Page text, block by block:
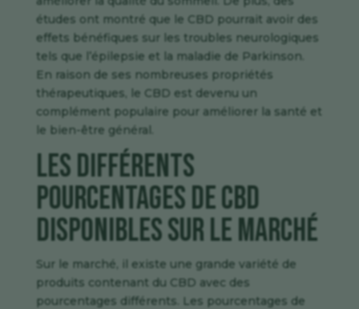
études ont montré que le CBD pourrait avoir des
effets bénéfiques sur les troubles neurologiques
tels que l’épilepsie et la maladie de Parkinson.
En raison de ses nombreuses propriétés
thérapeutiques, le CBD est devenu un
complément populaire pour améliorer la santé et
le bien-être général.
Les différents
pourcentages de CBD
disponibles sur le marché
Sur le marché, il existe une grande variété de
produits contenant du CBD avec des
pourcentages différents. Les pourcentages de